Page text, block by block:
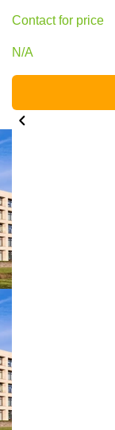
Contact for price
N/A